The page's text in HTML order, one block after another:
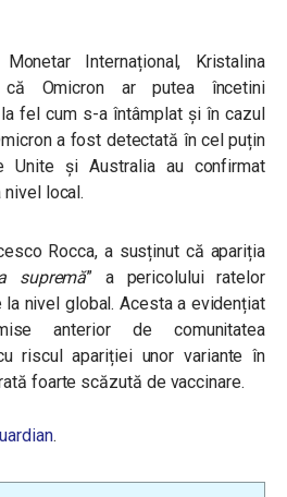
Internațional, Kristalina
că Omicron ar putea încetini
fel cum s-a întâmplat și în cazul
a fost detectată în cel puțin
și Australia au confirmat
local.
Rocca, a susținut că apariția
supremă” a pericolului ratelor
la nivel global. Acesta a evidențiat
anterior de comunitatea
riscul apariției unor variante în
foarte scăzută de vaccinare.
.